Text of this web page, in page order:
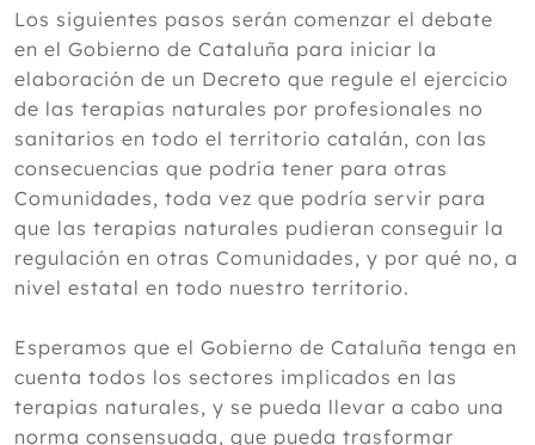
Los siguientes pasos serán comenzar el debate
en el Gobierno de Cataluña para iniciar la
elaboración de un Decreto que regule el ejercicio
de las terapias naturales por profesionales no
sanitarios en todo el territorio catalán, con las
consecuencias que podría tener para otras
Comunidades, toda vez que podría servir para
que las terapias naturales pudieran conseguir la
regulación en otras Comunidades, y por qué no, a
nivel estatal en todo nuestro territorio.
Esperamos que el Gobierno de Cataluña tenga en
cuenta todos los sectores implicados en las
terapias naturales, y se pueda llevar a cabo una
norma consensuada, que pueda trasformar